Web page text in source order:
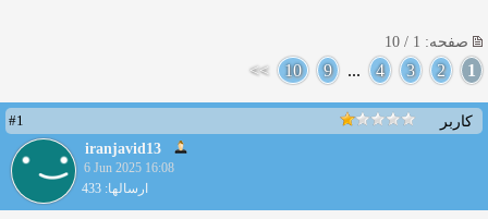
صفحه: 1 / 10
1
2
3
4
...
9
10
>>
کاربر
#1
iranjavid13
6 Jun 2025 16:08
ارسالها: 433